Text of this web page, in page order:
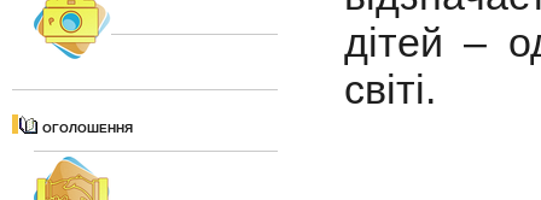
ОГОЛОШЕННЯ
дітей –
світі.